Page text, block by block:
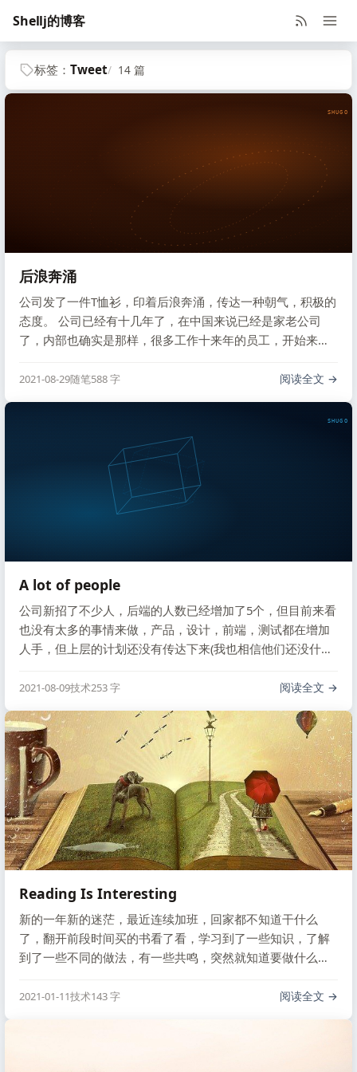
Shellj的博客
标签： Tweet 14 篇
SHUGO
后浪奔涌
公司发了一件T恤衫，印着后浪奔涌，传达一种朝气，积极的
态度。 公司已经有十几年了，在中国来说已经是家老公司
了，内部也确实是那样，很多工作十来年的员工，开始来这
人感觉都是一种养老的状态了，好在技术上并不对我们限制
2021-08-29随笔588 字 阅读全文
SHUGO
A lot of people
公司新招了不少人，后端的人数已经增加了5个，但目前来看
也没有太多的事情来做，产品，设计，前端，测试都在增加
人手，但上层的计划还没有传达下来(我也相信他们还没什么
结果没过几个月项目的变更，不需要那么多人了，又开始大
手上多点项目，晋升更快，但这对公司来说也没 …
2021-08-09技术253 字 阅读全文
Reading Is Interesting
新的一年新的迷茫，最近连续加班，回家都不知道干什么
了，翻开前段时间买的书看了看，学习到了一些知识，了解
到了一些不同的做法，有一些共鸣，突然就知道要做什么
2021-01-11技术143 字 阅读全文